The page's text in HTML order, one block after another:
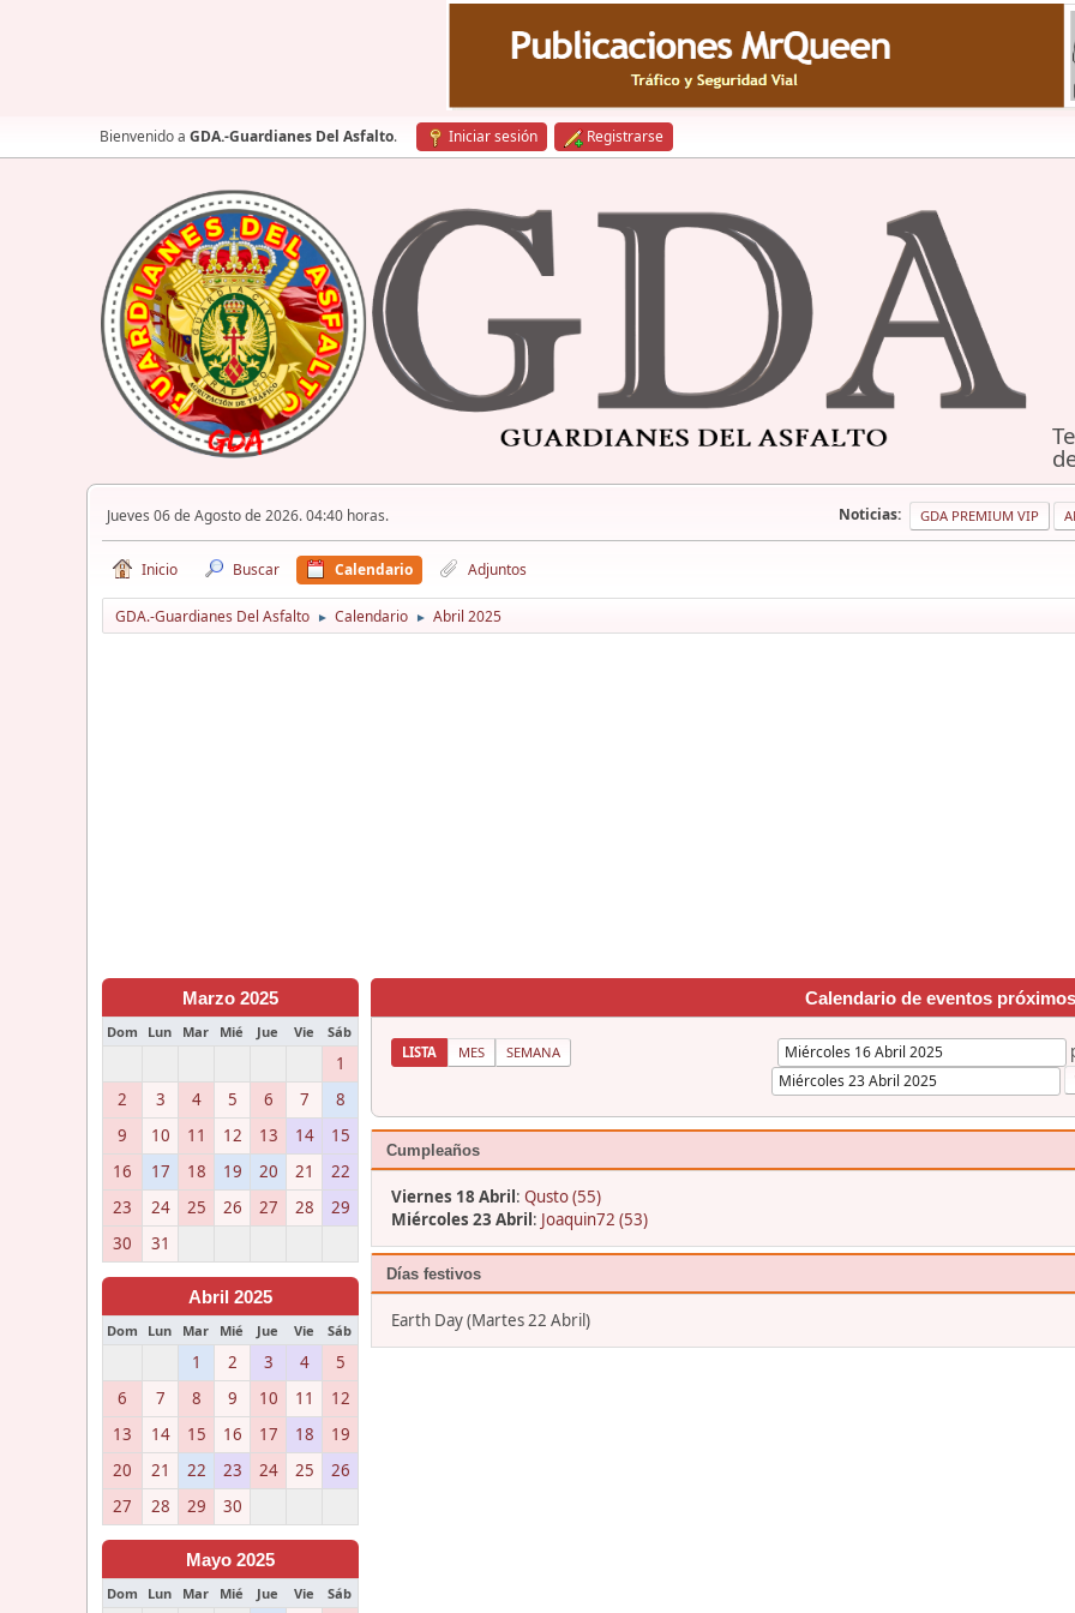
Bienvenido a GDA.-Guardianes Del Asfalto. Iniciar sesión Registrarse
Jueves 06 de Agosto de 2026. 04:40 horas. Noticias: GDA PREMIUM VIP
Inicio Buscar Calendario Adjuntos
GDA.-Guardianes Del Asfalto ► Calendario ► Abril 2025
Marzo 2025
Dom Lun Mar Mié Jue Vie Sáb
1
2
3 4 5 6 7
8
9
10 11 12 13 14
15
16
17 18 19 20 21
22
23
24 25 26 27 28
29
30
31
Abril 2025
Dom Lun Mar Mié Jue Vie Sáb
1 2 3 4
5
6
7 8 9 10 11
12
13
14 15 16 17 18
19
20
21 22 23 24 25
26
27
28 29 30
Mayo 2025
Dom Lun Mar Mié Jue Vie Sáb
Calendario de eventos próximos
LISTA MES SEMANA
Cumpleaños
Viernes 18 Abril: Qusto (55)
Miércoles 23 Abril: Joaquin72 (53)
Días festivos
Earth Day (Martes 22 Abril)